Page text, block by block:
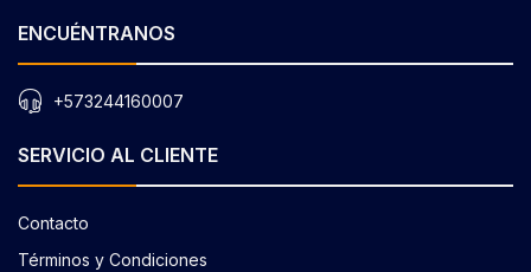
ENCUÉNTRANOS
+573244160007
SERVICIO AL CLIENTE
Contacto
Términos y Condiciones